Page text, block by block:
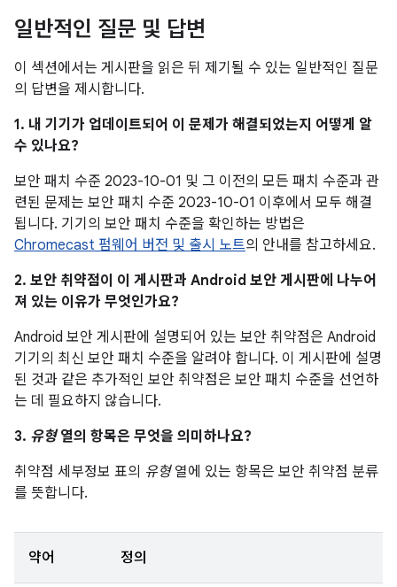
일반적인 질문 및 답변
이 섹션에서는 게시판을 읽은 뒤 제기될 수 있는 일반적인 질문
의 답변을 제시합니다.
1. 내 기기가 업데이트되어 이 문제가 해결되었는지 어떻게 알
수 있나요?
보안 패치 수준 2023-10-01 및 그 이전의 모든 패치 수준과 관
련된 문제는 보안 패치 수준 2023-10-01 이후에서 모두 해결
됩니다. 기기의 보안 패치 수준을 확인하는 방법은
Chromecast 펌웨어 버전 및 출시 노트의 안내를 참고하세요.
2. 보안 취약점이 이 게시판과 Android 보안 게시판에 나누어
져 있는 이유가 무엇인가요?
Android 보안 게시판에 설명되어 있는 보안 취약점은 Android
기기의 최신 보안 패치 수준을 알려야 합니다. 이 게시판에 설명
된 것과 같은 추가적인 보안 취약점은 보안 패치 수준을 선언하
는 데 필요하지 않습니다.
3. 유형열의 항목은 무엇을 의미하나요?
취약점 세부정보 표의 유형열에 있는 항목은 보안 취약점 분류
를 뜻합니다.
약어 정의